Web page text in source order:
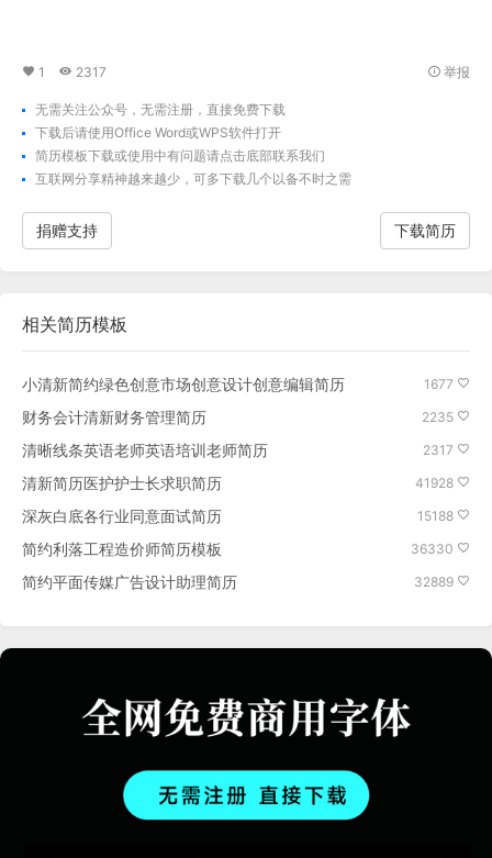
1 2317 举报
无需关注公众号，无需注册，直接免费下载
下载后请使用Office Word或WPS软件打开
简历模板下载或使用中有问题请点击底部联系我们
互联网分享精神越来越少，可多下载几个以备不时之需
捐赠支持 下载简历
相关简历模板
小清新简约绿色创意市场创意设计创意编辑简历 1677
财务会计清新财务管理简历 2235
清晰线条英语老师英语培训老师简历 2317
清新简历医护护士长求职简历 41928
深灰白底各行业同意面试简历 15188
简约利落工程造价师简历模板 36330
简约平面传媒广告设计助理简历 32889